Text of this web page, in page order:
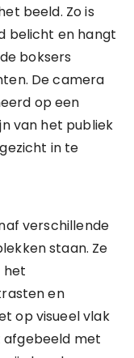
beeld. Zo is
belicht en hangt
boksers
De camera
op een
van het publiek
in te
verschillende
staan. Ze
het
en
op visueel vlak
afgebeeld met